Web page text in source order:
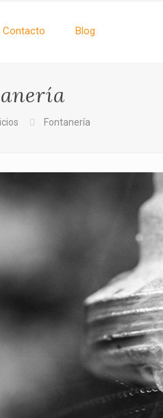
Contacto Blog
Fontanería